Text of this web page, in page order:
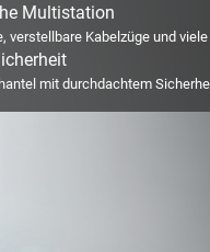
Multistation
verstellbare Kabelzüge und
mit durchdachtem